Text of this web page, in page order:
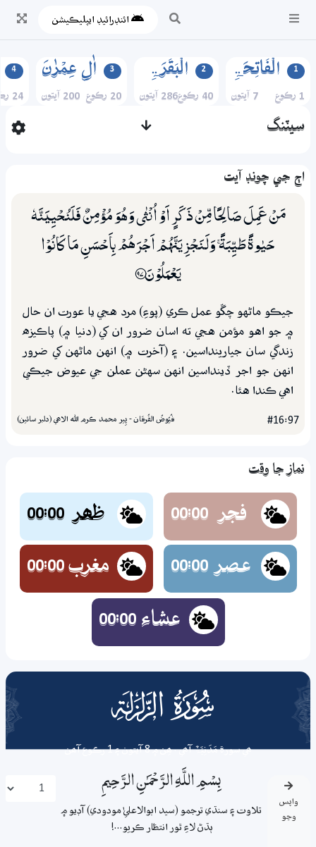
ائنڊرائيڊ ايپليڪيشن
1 الۡفَاتِحَۃِ
1 رڪوع 7 آيتون
2 الۡبَقَرَۃِ
40 رڪوع 286 آيتون
3 اٰلِ عِمۡرٰنَ
20 رڪوع 200 آيتون
4
24 رڪوع
099 surah
ھي سورةمَدَنِیَّۃٌآھي . ھِن ۾ 8 آيتون ۽ 1 رڪوع آھن
واپس
وڃو
بِسْمِ اللَّـهِ الرَّحْمَـٰنِ الرَّحِيمِ
تلاوت ۽ سنڌي ترجمو (سيد ابوالاعليٰ مودودي) آڊيو ۾
ٻڌڻ لاءِ ٿور انتظار ڪريو...!
سيٽنگ
اڄ جي چونڊ آيت
مَنْ عَمِلَ صَالِحًا مِّنْ ذَكَرٍ اَوْ اُنْثٰى وَهُوَ مُؤْمِنٌ فَلَنُحْيِيَنَّهٗ
حَيٰوةً طَيِّبَةً ۚ وَلَـنَجْزِيَنَّهُمْ اَجْرَهُمْ بِاَحْسَنِ مَا كَانُوْا
يَعْمَلُوْنَ ؀97
جيڪو ماڻهو چڱو عمل ڪري (پوءِ) مرد هجي يا عورت ان حال
۾ جو اهو مؤمن هجي ته اسان ضرور ان کي (دنيا ۾) پاڪيزه
زندگي سان جيارينداسين. ۽ (آخرت ۾) انهن ماڻهن کي ضرور
انهن جو اجر ڏينداسين انهن سهڻن عملن جي عيوض جيڪي
اهي ڪندا هئا.
#16:97 فُيُوضُ الفُرقان - پِير محمد ڪرم اللہ الاھي (دلبر سائين)
نماز جا وقت
فجر 00:00 ظھر 00:00
عصر 00:00 مغرب 00:00
عشاء 00:00